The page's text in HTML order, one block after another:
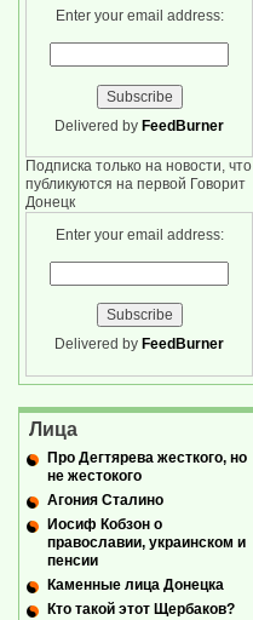
Enter your email address:
Delivered by FeedBurner
Подписка только на новости, что
публикуются на первой Говорит
Донецк
Enter your email address:
Delivered by FeedBurner
Лица
Про Дегтярева жесткого, но
не жестокого
Агония Сталино
Иосиф Кобзон о
православии, украинском и
пенсии
Каменные лица Донецка
Кто такой этот Щербаков?